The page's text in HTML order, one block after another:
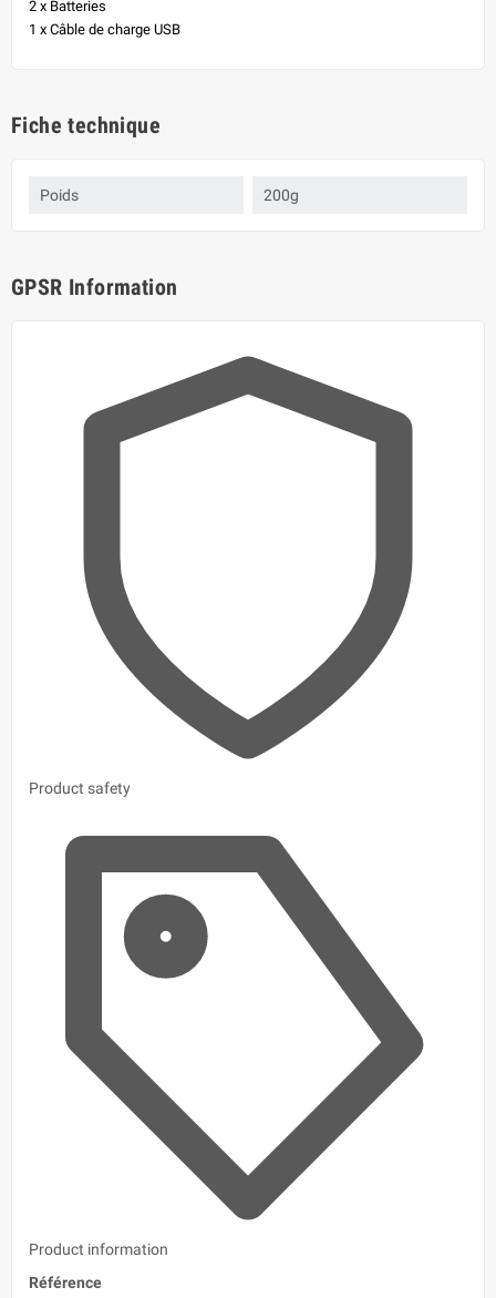
2 x Batteries
1 x Câble de charge USB
Fiche technique
Poids 200g
GPSR Information
Product safety
Product information
Référence